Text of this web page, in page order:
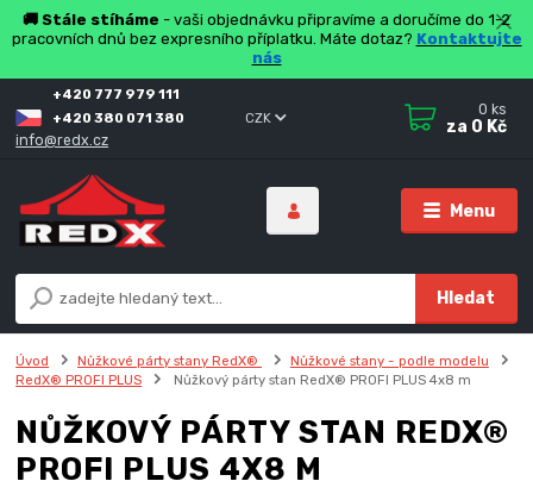
🚚 Stále stíháme - vaši objednávku připravíme a doručíme do 1-2
pracovních dnů bez expresního příplatku. Máte dotaz? Kontaktujte
nás
Menu
CZK
Hledat
+420 777 979 111
+420 380 071 380
info@redx.cz
0 ks
za 0 Kč
Úvod Nůžkové párty stany RedX®
Nůžkové stany - podle modelu
RedX® PROFI PLUS
Nůžkový párty stan RedX® PROFI PLUS 4x8 m
NŮŽKOVÝ PÁRTY STAN REDX®
PROFI PLUS 4X8 M